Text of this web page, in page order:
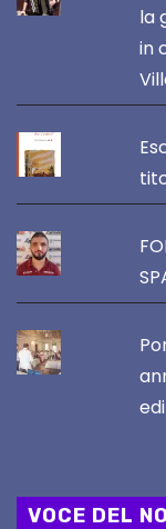
la
in
VOCE DEL